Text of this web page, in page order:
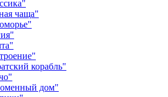
чаща"
корабль"
дом"